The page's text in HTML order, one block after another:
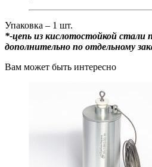
Упаковка – 1 шт.
*-цепь из кислотостойкой стали
дополнительно по отдельному
Вам может быть интересно